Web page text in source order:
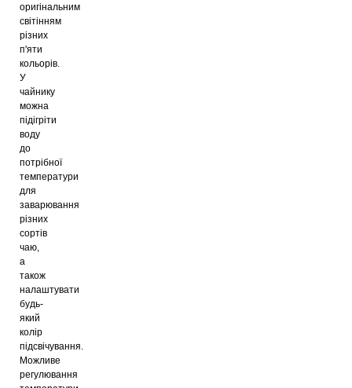
оригінальним
світінням
різних
п'яти
кольорів.
У
чайнику
можна
підігріти
воду
до
потрібної
температури
для
заварювання
різних
сортів
чаю,
а
також
налаштувати
будь-
який
колір
підсвічування.
Можливе
регулювання